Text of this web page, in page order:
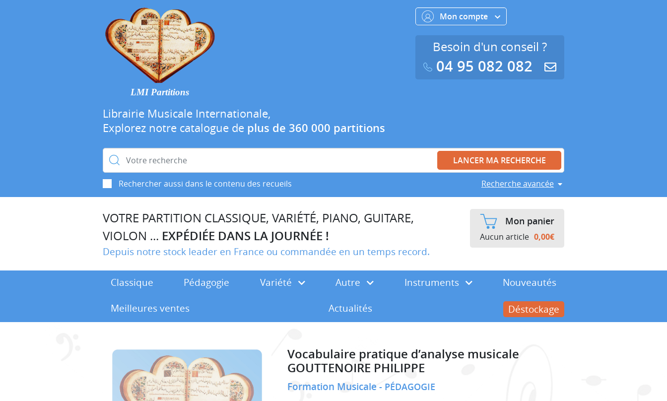
LMI Partitions
Librairie Musicale Internationale,
Explorez notre catalogue de plus de 360 000 partitions
Rechercher :
Rechercher aussi dans le contenu des recueils Recherche avancée
Mon compte
Besoin d'un conseil ?
04 95 082 082
VOTRE PARTITION CLASSIQUE, VARIÉTÉ, PIANO, GUITARE,
VIOLON ... EXPÉDIÉE DANS LA JOURNÉE !
Depuis notre stock leader en France ou commandée en un temps record.
Mon panier
Aucun article 0,00€
Classique Pédagogie Variété Autre Instruments
Nouveautés
Meilleures ventes
Actualités Déstockage
Vocabulaire pratique d’analyse musicale
GOUTTENOIRE PHILIPPE
Formation Musicale PÉDAGOGIE